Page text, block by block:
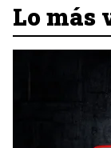
Lo más